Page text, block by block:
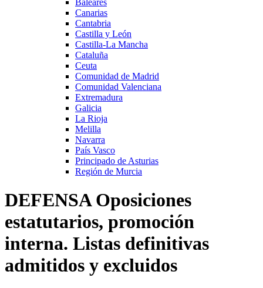
Canarias
Cantabria
Castilla y León
Castilla-La Mancha
Cataluña
Ceuta
Comunidad de Madrid
Comunidad Valenciana
Extremadura
Galicia
La Rioja
Melilla
Navarra
País Vasco
Principado de Asturias
Región de Murcia
DEFENSA Oposiciones
estatutarios, promoción
interna. Listas definitivas
admitidos y excluidos